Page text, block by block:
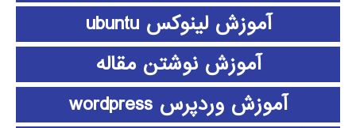
آموزش لینوکس ubuntu
آموزش نوشتن مقاله
آموزش وردپرس wordpress